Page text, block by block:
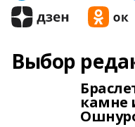
Выбор
камне